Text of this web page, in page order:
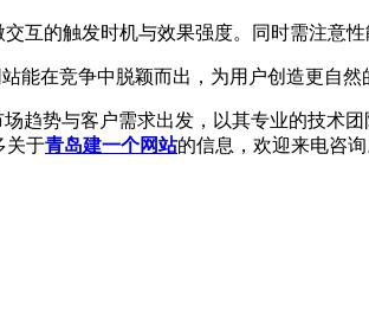
的触发时机与效果强度。同时需注意性
在竞争中脱颖而出，为用户创造更自然
势与客户需求出发，以其专业的技术团
关于青岛建一个网站的信息，欢迎来电咨询